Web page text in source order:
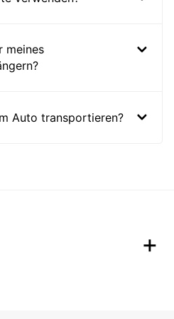
meines
Auto transportieren?